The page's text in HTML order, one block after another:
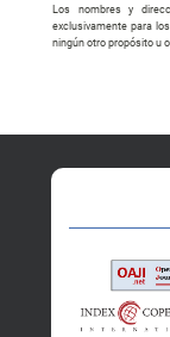
Los nombres y
exclusivamente para
ningún otro propósito u